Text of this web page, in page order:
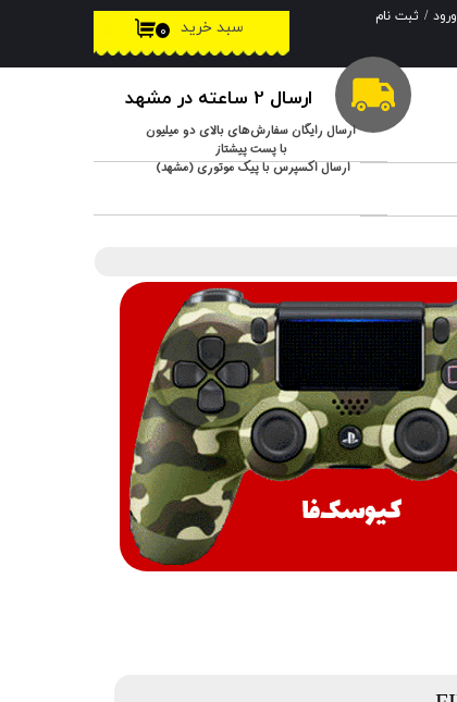
ارسال رایگان سفارش‌های بالای دو میلیون
با پست پیشتاز
ارسال اکسپرس با پیک موتوری (مشهد)
ارسال 2 ساعته در مشهد
۰ سبد خرید
ورود / ثبت نام
تغییر گذر واژه
سفارشات
خروج از حساب